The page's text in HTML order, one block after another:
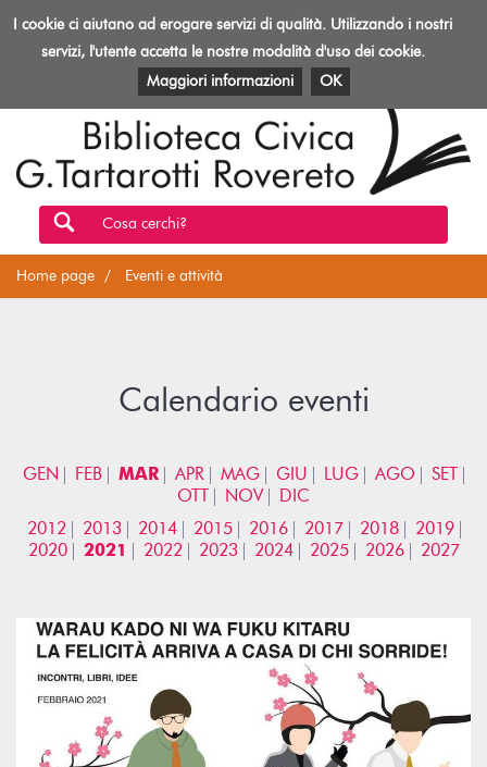
Toggle
Biblioteca
Rovereto
EVENTI E ATTIVITÀ PATRIMONIO E RISORSE
Cosa cerchi?
Home page Eventi e attività
Calendario eventi
GEN FEB MAR APR MAG GIU LUG AGO
SET
OTT
NOV
DIC
2012
2013 2014 2015 2016 2017 2018
2019
2020
2021 2022 2023 2024 2025 2026 2027
I cookie ci aiutano ad erogare servizi di qualità. Utilizzando i nostri
servizi, l'utente accetta le nostre modalità d'uso dei cookie.
Maggiori informazioni
OK